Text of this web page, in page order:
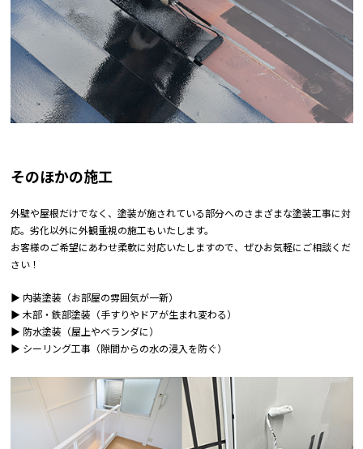
そのほかの施工
外壁や屋根だけでなく、塗装が施されている部分へのさまざまな塗装工事に対
応。劣化以外に外観重視の施工もいたします。
お客様のご希望にあわせ柔軟に対応いたしますので、ぜひお気軽にご相談くだ
さい！
▶ 内装塗装（お部屋の雰囲気が一新）
▶ 木部・鉄部塗装（手すりやドアが生まれ変わる）
▶ 防水塗装（屋上やベランダに）
▶ シーリング工事（隙間からの水の浸入を防ぐ）